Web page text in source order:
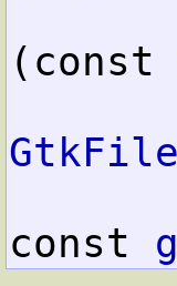
(const
const